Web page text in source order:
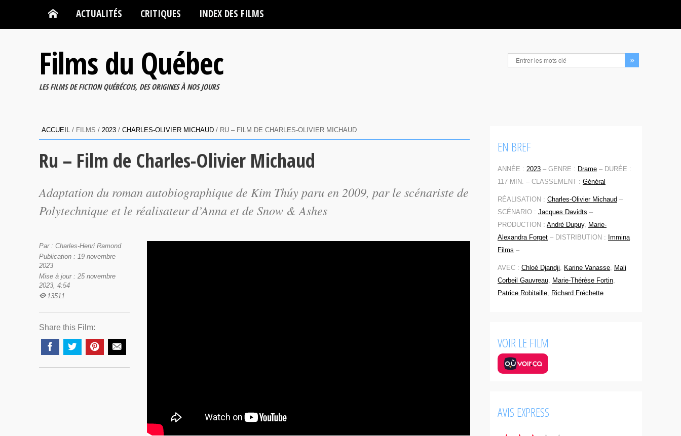
ACTUALITÉS CRITIQUES INDEX DES FILMS
Films du Québec
LES FILMS DE FICTION QUÉBÉCOIS, DES ORIGINES À NOS JOURS
ACCUEIL / FILMS / 2023 / CHARLES-OLIVIER MICHAUD / RU – FILM DE CHARLES-OLIVIER MICHAUD
Ru – Film de Charles-Olivier Michaud
Adaptation du roman autobiographique de Kim Thúy paru en 2009, par le scénariste de
Polytechnique et le réalisateur d’Anna et de Snow & Ashes
Par : Charles-Henri Ramond
Publication : 19 novembre
2023
Mise à jour : 25 novembre
2023, 4:54
13511
Share this Film:
EN BREF
ANNÉE : 2023 – GENRE : Drame – DURÉE :
117 MIN. – CLASSEMENT : Général
RÉALISATION : Charles-Olivier Michaud –
SCÉNARIO : Jacques Davidts –
PRODUCTION : André Dupuy, Marie-
Alexandra Forget – DISTRIBUTION : Immina
Films –
AVEC : Chloé Djandji, Karine Vanasse, Mali
Corbeil Gauvreau, Marie-Thérèse Fortin,
Patrice Robitaille, Richard Fréchette
VOIR LE FILM
AVIS EXPRESS